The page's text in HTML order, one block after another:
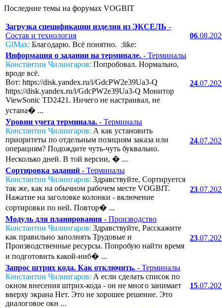
Последние темы на форумах VOGBIT
Загрузка спецификации изделия из ЭКСЕЛЬ -
Состав и технология
GlMax: Благодарю. Всё понятно. :like:
06
Информация о задании на терминале. - Терминалы
Константин Чилингаров: Попробовал. Нормально,
вроде всё.
Вот: https://disk.yandex.ru/i/GdcPW2e39Ua3-Q
https://disk.yandex.ru/i/GdcPW2e39Ua3-Q Монитор
ViewSonic TD2421. Ничего не настраивал, не
устана� ...
24
Уровни учета терминала. - Терминалы
Константин Чилингаров: А как установить
приоритеты по отдельным позициям заказа или
операциям? Подождите чуть-чуть буквально.
Несколько дней. В той версии, � ...
24
Сортировка заданий - Терминалы
Константин Чилингаров: Здравствуйте, Сортируется
так же, как на обычном рабочем месте VOGBIT.
Нажатие на заголовке колонки - включение
сортировки по ней. Повтор� ...
23
Модуль для планирования - Производство
Константин Чилингаров: Здравствуйте, Расскажите
как правильно заполнять Трудовые и
Производственные ресурсы. Попробую найти время
и подготовить какой-ниб� ...
23
Запрос штрих кода. Как отключить. - Терминалы
Константин Чилингаров: А если сделать список по
окном внесения штрих-кода - он не много занимает
вверху экрана Нет. Это не хорошее решение. Это
диалоговое окн ...
15